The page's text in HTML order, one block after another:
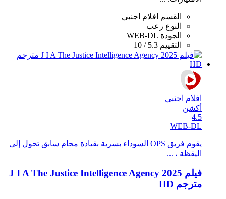
القسم
افلام اجنبي
النوع رعب
الجودة WEB-DL
التقييم 5.3 / 10
افلام اجنبي
أكشن
4.5
WEB-DL
يقوم فريق OPS السوداء بسرية بقيادة محام سابق تحول إلى
اليقظة ، ...
فيلم J I A The Justice Intelligence Agency 2025
مترجم HD